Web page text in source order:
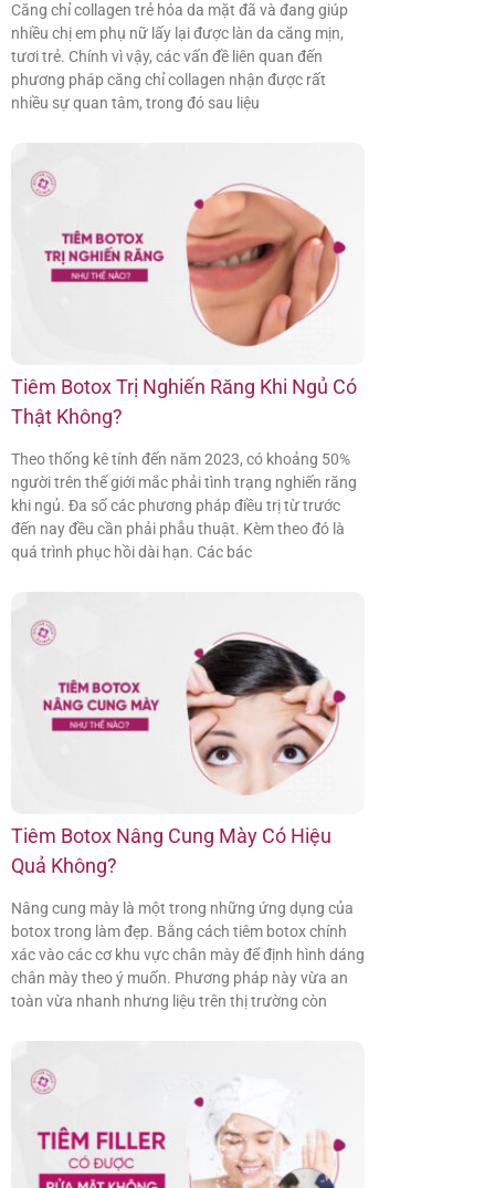
Căng chỉ collagen trẻ hóa da mặt đã và đang giúp
nhiều chị em phụ nữ lấy lại được làn da căng mịn,
tươi trẻ. Chính vì vậy, các vấn đề liên quan đến
phương pháp căng chỉ collagen nhận được rất
nhiều sự quan tâm, trong đó sau liệu
Tiêm Botox Trị Nghiến Răng Khi Ngủ Có
Thật Không?
Theo thống kê tính đến năm 2023, có khoảng 50%
người trên thế giới mắc phải tình trạng nghiến răng
khi ngủ. Đa số các phương pháp điều trị từ trước
đến nay đều cần phải phẫu thuật. Kèm theo đó là
quá trình phục hồi dài hạn. Các bác
Tiêm Botox Nâng Cung Mày Có Hiệu
Quả Không?
Nâng cung mày là một trong những ứng dụng của
botox trong làm đẹp. Bằng cách tiêm botox chính
xác vào các cơ khu vực chân mày để định hình dáng
chân mày theo ý muốn. Phương pháp này vừa an
toàn vừa nhanh nhưng liệu trên thị trường còn